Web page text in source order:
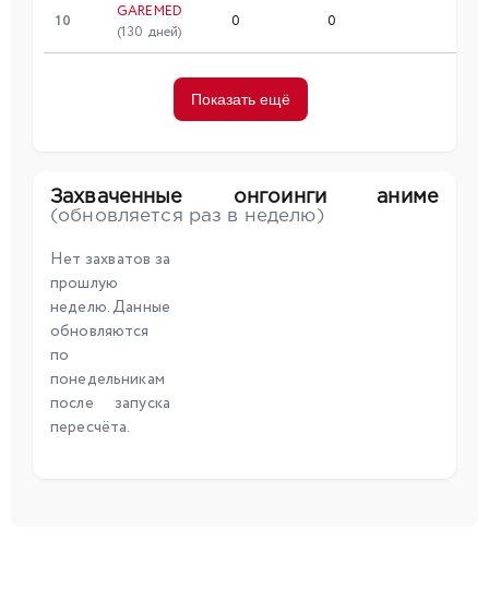
10
GAREMED
(130 дней)
0 0
Показать ещё
Захваченные онгоинги аниме
(обновляется раз в неделю)
Нет захватов за
прошлую
неделю. Данные
обновляются
по
понедельникам
после запуска
пересчёта.